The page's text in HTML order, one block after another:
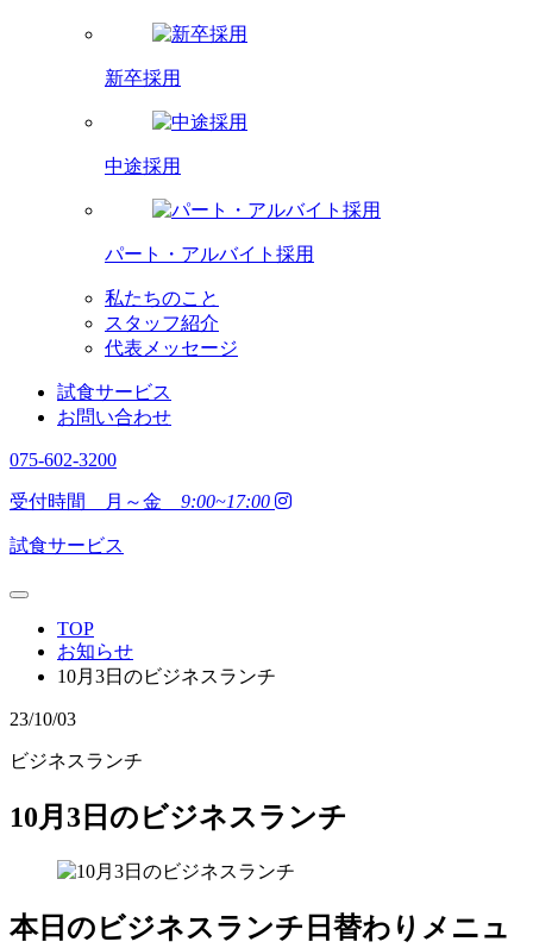
新卒採用
中途採用
パート・アルバイト採用
私たちのこと
スタッフ紹介
代表メッセージ
試食サービス
お問い合わせ
075-602-3200
受付時間 月～金 9:00~17:00
試食サービス
TOP
お知らせ
10月3日のビジネスランチ
23/10/03
ビジネスランチ
10月3日のビジネスランチ
本日のビジネスランチ日替わりメニュ